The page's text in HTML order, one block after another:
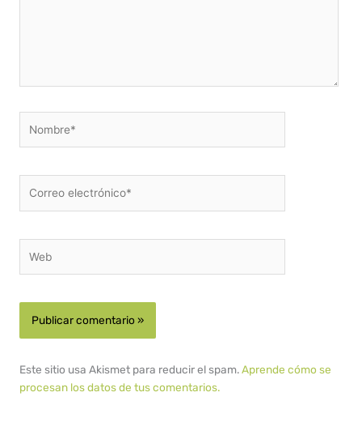
electrónico*
Este sitio usa Akismet para reducir el spam.Aprende cómo se
procesan los datos de tus comentarios.